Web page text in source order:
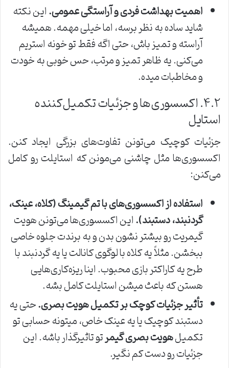
اهمیت بهداشت فردی و آراستگی عمومی.این نکته
شاید ساده به نظر برسه، اما خیلی مهمه. همیشه
آراسته و تمیز باش، حتی اگه فقط تو خونه استریم
می‌کنی. یه ظاهر تمیز و مرتب، حس خوبی به خودت
و مخاطبات میده.
۴.۲. اکسسوری‌ها و جزئیات تکمیل‌کننده
استایل
جزئیات کوچیک می‌تونن تفاوت‌های بزرگی ایجاد کنن.
اکسسوری‌ها مثل چاشنی می‌مونن که استایلت رو کامل
می‌کنن:
استفاده از اکسسوری‌های با تم گیمینگ (کلاه، عینک،
گردنبند، دستبند).این اکسسوری‌ها می‌تونن هویت
گیمریت رو بیشتر نشون بدن و به برندت جلوه خاصی
ببخشن. مثلاً یه کلاه با لوگوی کانالت یا یه گردنبند با
طرح یه کاراکتر بازی محبوب. اینا ریزه‌کاری‌هایی
هستن که باعث میشن استایلت کامل بشه.
تأثیر جزئیات کوچک بر تکمیل هویت بصری.حتی یه
دستبند کوچیک یا یه عینک خاص، میتونه حسابی تو
تکمیلهویت بصری گیمرتو تاثیرگذار باشه. این
جزئیات رو دست کم نگیر.